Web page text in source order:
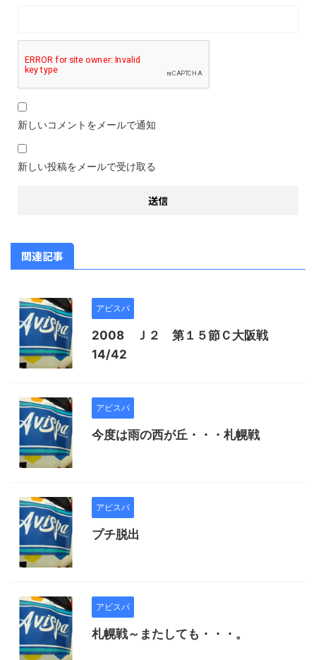
新しいコメントをメールで通知
新しい投稿をメールで受け取る
関連記事
アビスパ
2008 Ｊ２ 第１５節Ｃ大阪戦
14/42
アビスパ
今度は雨の西が丘・・・札幌戦
アビスパ
プチ脱出
アビスパ
札幌戦～またしても・・・。